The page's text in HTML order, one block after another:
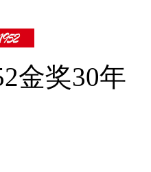
金奖30年